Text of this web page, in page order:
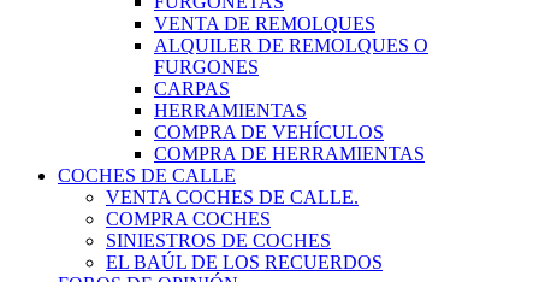
VENTA DE REMOLQUES
ALQUILER DE REMOLQUES O
FURGONES
CARPAS
HERRAMIENTAS
COMPRA DE VEHÍCULOS
COMPRA DE HERRAMIENTAS
COCHES DE CALLE
VENTA COCHES DE CALLE.
COMPRA COCHES
SINIESTROS DE COCHES
EL BAÚL DE LOS RECUERDOS